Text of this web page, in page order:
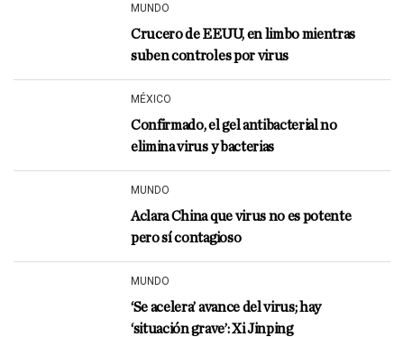
MUNDO
Crucero de EEUU, en limbo mientras
suben controles por virus
MÉXICO
Confirmado, el gel antibacterial no
elimina virus y bacterias
MUNDO
Aclara China que virus no es potente
pero sí contagioso
MUNDO
‘Se acelera’ avance del virus; hay
‘situación grave’: Xi Jinping